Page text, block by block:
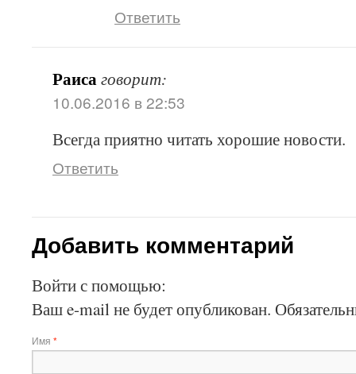
Ответить
Раисаговорит:
10.06.2016 в 22:53
Всегда приятно читать хорошие новости.
Ответить
Добавить комментарий
Войти с помощью:
Ваш e-mail не будет опубликован.
Имя *